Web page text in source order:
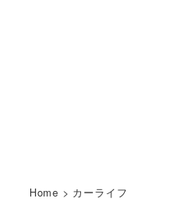
Home > カーライフ